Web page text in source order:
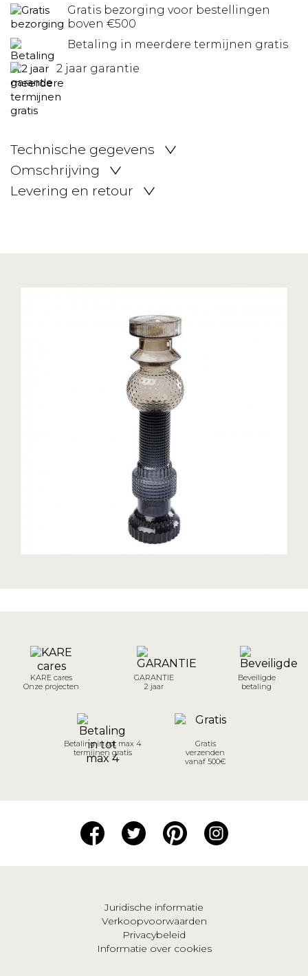
Gratis bezorging voor bestellingen
boven €500
Betaling in meerdere termijnen gratis
2 jaar garantie
Technische gegevens
Omschrijving
Levering en retour
KARE cares
Onze projecten
GARANTIE
2 jaar
Beveiligde
betaling
Betaling in tot max 4
termijnen gratis
Gratis
verzenden
vanaf 500€
Juridische informatie
Verkoopvoorwaarden
Privacybeleid
Informatie over cookies